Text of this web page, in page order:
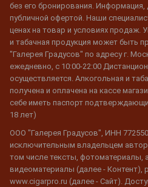
без его бронирования. Информация,
публичной офертой. Наши
ценах на товар и условиях продаж.
и табачная продукция может быть
"Галерея Градусов" по адресу г.
ежедневно, с 10:00-22:00
осуществляется. Алкогольная и
получена и оплачена на кассе
себе иметь паспорт
18 лет)
ООО "Галерея Градусов", ИНН
исключительным владельцем
том числе тексты, фотоматериалы,
видеоматериалы (далее - Контент),
www.cigarpro.ru (далее - Сайт).